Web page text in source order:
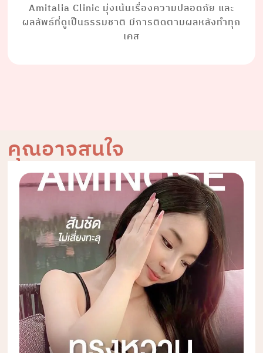
Amitalia Clinic มุ่งเน้นเรื่องความปลอดภัย และ
ผลลัพธ์ที่ดูเป็นธรรมชาติ มีการติดตามผลหลังทำทุก
เคส
คุณอาจสนใจ